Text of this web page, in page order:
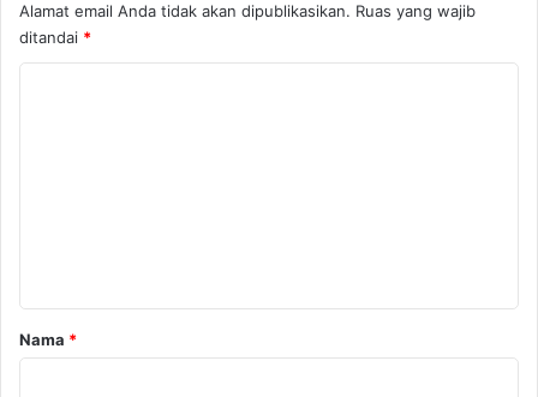
Alamat email Anda tidak akan dipublikasikan. Ruas yang wajib
ditandai *
rNama *